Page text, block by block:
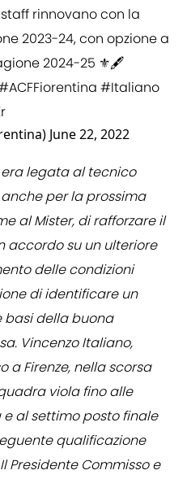
rinnovano con la
2023-24, con opzione a
2024-25 ⚜️🖋️
#Italiano
June 22, 2022
era legata al tecnico
per la prossima
al Mister, di rafforzare il
accordo su un ulteriore
delle condizioni
di identificare un
basi della buona
Vincenzo Italiano,
a Firenze, nella scorsa
viola fino alle
al settimo posto finale
qualificazione
Presidente Commisso e